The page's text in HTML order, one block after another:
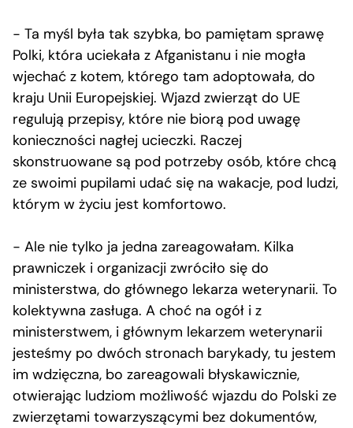
− Ta myśl była tak szybka, bo pamiętam sprawę
Polki, która uciekała z Afganistanu i nie mogła
wjechać z kotem, którego tam adoptowała, do
kraju Unii Europejskiej. Wjazd zwierząt do UE
regulują przepisy, które nie biorą pod uwagę
konieczności nagłej ucieczki. Raczej
skonstruowane są pod potrzeby osób, które chcą
ze swoimi pupilami udać się na wakacje, pod ludzi,
którym w życiu jest komfortowo.
− Ale nie tylko ja jedna zareagowałam. Kilka
prawniczek i organizacji zwróciło się do
ministerstwa, do głównego lekarza weterynarii. To
kolektywna zasługa. A choć na ogół i z
ministerstwem, i głównym lekarzem weterynarii
jesteśmy po dwóch stronach barykady, tu jestem
im wdzięczna, bo zareagowali błyskawicznie,
otwierając ludziom możliwość wjazdu do Polski ze
zwierzętami towarzyszącymi bez dokumentów,